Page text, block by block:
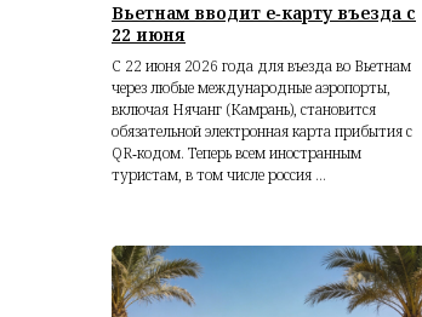
Вьетнам вводит е‑карту въезда с
22 июня
С 22 июня 2026 года для въезда во Вьетнам
через любые международные аэропорты,
включая Нячанг (Камрань), становится
обязательной электронная карта прибытия с
QR‑кодом. Теперь всем иностранным
туристам, в том числе россия ...